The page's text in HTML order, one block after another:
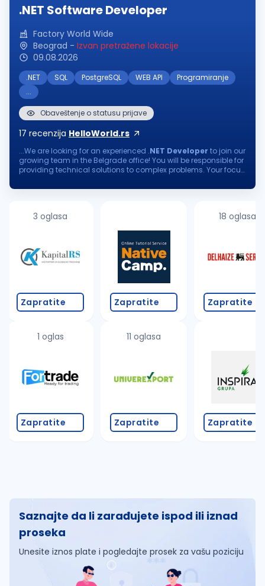
.NET Software Developer
Factory World Wide
Beograd - Izvan pretražene lokacije
09.08.2026
.NET SQL PostgreSQL WEB API
Programiranje
...
Obaveštenje o statusu prijave
17 recenzija HelloWorld.rs
...We are looking for an experienced .NET Developer to join our
growing team in the Belgrade office! You will be responsible for
providing technical solutions to complex problems. Your focus
3 oglasa
Zapratite
1 oglas
Zapratite
Zapratite
11 oglasa
Zapratite
18 oglasa
Zapratite
Zapratite
Saznajte da li zarađujete ispod ili iznad
proseka
Unesite iznos plate i pogledajte prosek za vašu poziciju